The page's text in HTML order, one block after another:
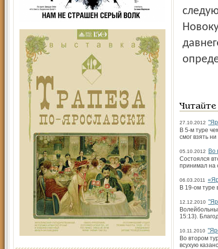
27.10.2012
В 5-м туре
смог взять
05.10.2012
Во
Состоялся
принимал на
06.03.2011
В 19-ом туре
12.12.2010
15:13).
10.11.2010
Во втором
всухую